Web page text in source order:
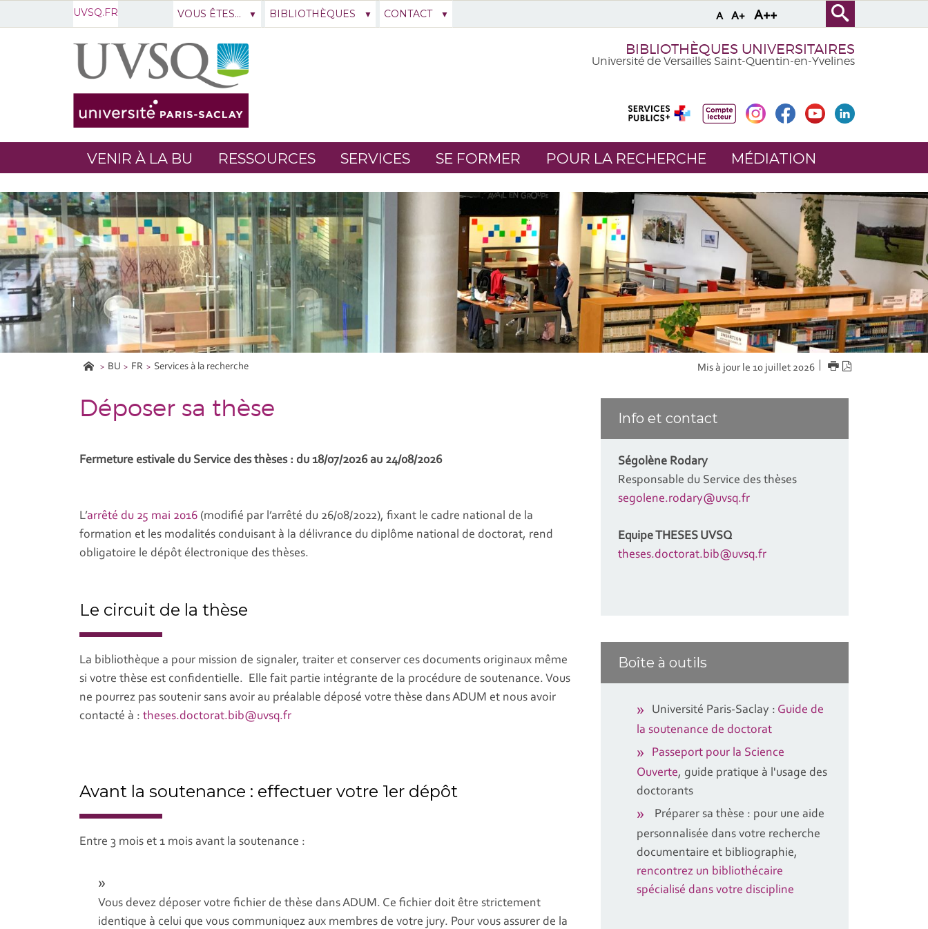
A A+ A++
UVSQ.FR
BIBLIOTHÈQUES UNIVERSITAIRES
Université de Versailles Saint-Quentin-en-Yvelines
VENIR À LA BU RESSOURCES SERVICES SE FORMER POUR LA RECHERCHE MÉDIATION
BU FR Services à la recherche Mis à jour le 10 juillet 2026 IMPRIMER
Déposer sa thèse
Fermeture estivale du Service des thèses : du 18/07/2026 au 24/08/2026
L’arrêté du 25 mai 2016 (modifié par l’arrêté du 26/08/2022), fixant le cadre national de la
formation et les modalités conduisant à la délivrance du diplôme national de doctorat, rend
obligatoire le dépôt électronique des thèses.
Le circuit de la thèse
La bibliothèque a pour mission de signaler, traiter et conserver ces documents originaux même
si votre thèse est confidentielle. Elle fait partie intégrante de la procédure de soutenance. Vous
ne pourrez pas soutenir sans avoir au préalable déposé votre thèse dans ADUM et nous avoir
contacté à : theses.doctorat.bib@uvsq.fr
Avant la soutenance : effectuer votre 1er dépôt
Entre 3 mois et 1 mois avant la soutenance :
Vous devez déposer votre fichier de thèse dans ADUM. Ce fichier doit être strictement
identique à celui que vous communiquez aux membres de votre jury. Pour vous assurer de la
Info et contact
Ségolène Rodary
Responsable du Service des thèses
segolene.rodary@uvsq.fr
Equipe THESES UVSQ
theses.doctorat.bib@uvsq.fr
Boîte à outils
Université Paris-Saclay : Guide de
la soutenance de doctorat
Passeport pour la Science
Ouverte, guide pratique à l'usage des
doctorants
Préparer sa thèse : pour une aide
personnalisée dans votre recherche
documentaire et bibliographie,
rencontrez un bibliothécaire
spécialisé dans votre discipline
VOUS ÊTES... BIBLIOTHÈQUES CONTACT